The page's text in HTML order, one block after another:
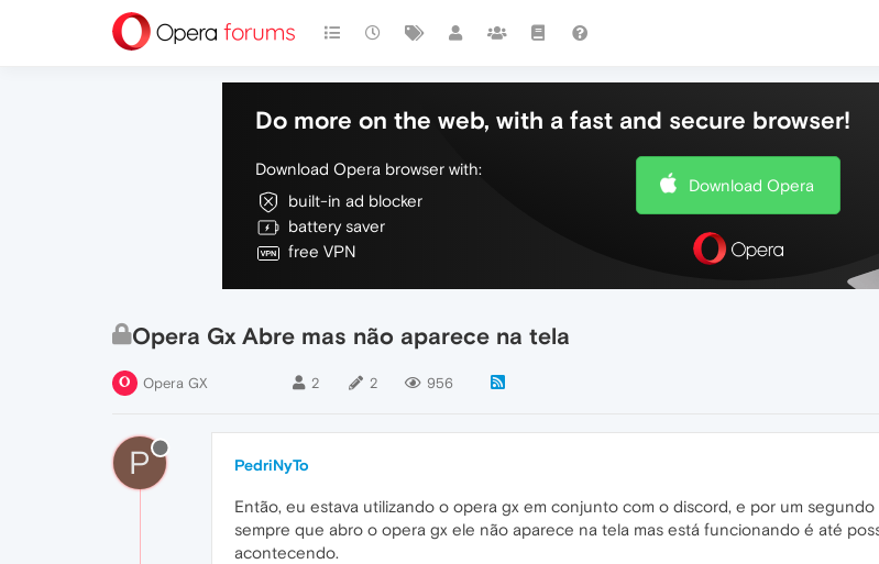
Do more on the web, with a fast and secure browser!
Download Opera browser with:
built-in ad blocker
battery saver
free VPN
Download Opera
Opera Gx Abre mas não aparece na tela
Opera GX 2 2 956
P PedriNyTo
Então, eu estava utilizando o opera gx em conjunto com o discord, e por um
sempre que abro o opera gx ele não aparece na tela mas está funcionando é até
acontecendo.